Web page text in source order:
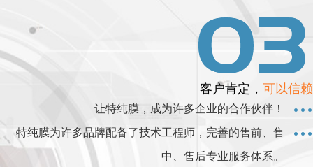
客户肯定， 可以信赖
让特纯膜，成为许多企业的合作伙伴！
特纯膜为许多品牌配备了技术工程师，完善的售前、售
中、售后专业服务体系。